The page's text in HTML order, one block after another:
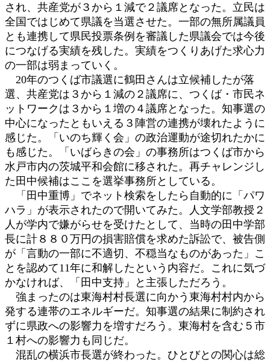
され、共産党が３から１減で２議席となった。立民は
全国ではじめて県議を当選させた。一部の無所属議員
とも連携して県民投票条例を審議した県議会では今後
につなげる実績を残した。実績をつくりあげた求心力
の一部は弱まっていく。
20年のつくば市議選に鶴田さんは立候補したが落
選、共産党は３から１減の２議席に、つくば・市民ネ
ットワークは３から１増の４議席となった。知事選の
中心になったともいえる３陣営の連携が壊れたように
感じた。「いのち輝く会」の政治運動が途切れたかに
も感じた。「いばらきの会」の事務所はつくば市から
水戸市内の茨城平和会館に移された。再チャレンジし
た田中候補はここを選挙事務所としている。
「田中重博」でネット検索をしたら自動的に「パワ
ハラ」が表示されたので開いてみた。人文学部教授２
人が学内で嫌がらせを受けたとして、当時の田中学部
長に計８８０万円の損害賠償を求めた訴訟で、被告側
が「言動の一部に不適切、不穏当なものがあった」こ
とを認めて11年に和解したという内容だ。これに気づ
かなければ、「田中支持」と主張しただろう。
強まったのは東海村村長選に向かう東海村村内から
発する連帯のエネルギーだ。知事選の結果に制約され
ずに県政への影響力を増すだろう。東海村を含む５市
１村への影響力も同じだ。
混乱の横浜市長選が終わった。ひとびとの関心は総